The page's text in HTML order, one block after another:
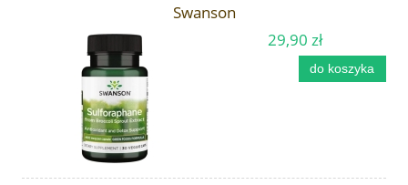
Swanson
29,90 zł
do koszyka